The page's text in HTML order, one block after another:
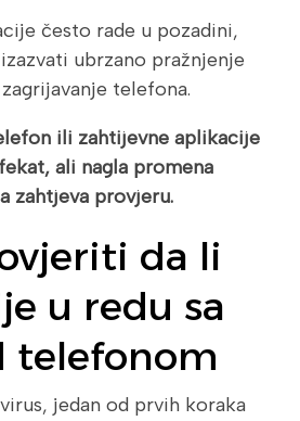
često rade u pozadini,
ubrzano pražnjenje
telefona.
ili zahtijevne aplikacije
ali nagla promena
zahtjeva provjeru.
da li
u redu sa
telefonom
jedan od prvih koraka